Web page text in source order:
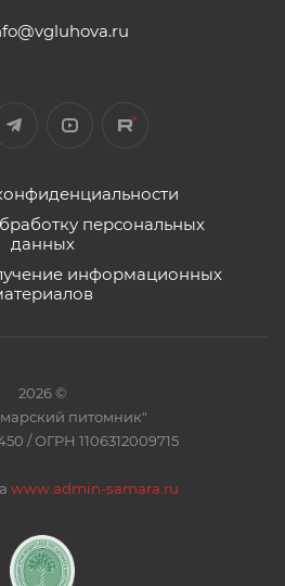
персональных
данных
информационных
2026 ©
питомник"
/ ОГРН 1106312009715
www.admin-samara.ru